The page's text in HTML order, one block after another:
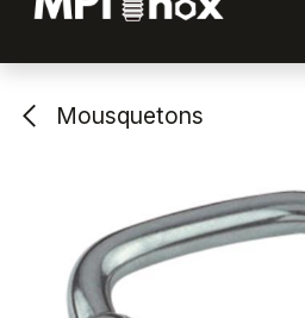
Mousquetons